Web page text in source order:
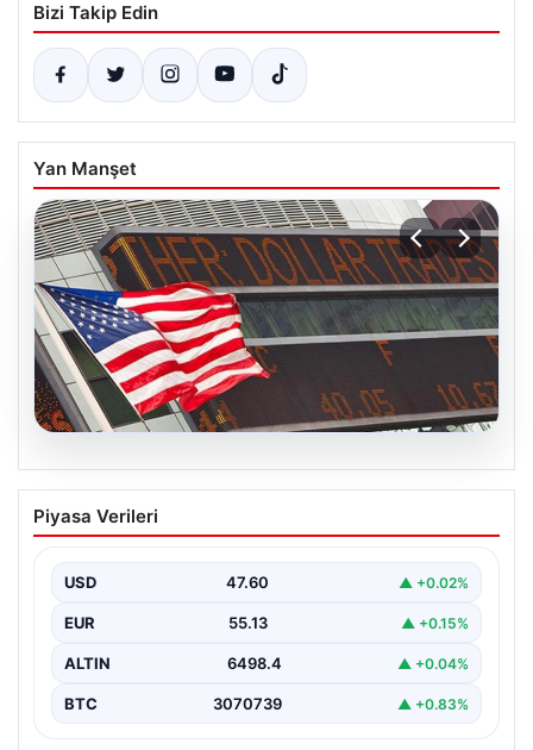
Bizi Takip Edin
Yan Manşet
04.08.2026
FED faiz kararı ne zaman açıklanacak?
Nisan ayı faiz beklentisi belli oldu
Piyasa Verileri
USD 47.60 ▲ +0.02%
EUR 55.13 ▲ +0.15%
ALTIN 6498.4 ▲ +0.04%
BTC 3070739 ▲ +0.83%